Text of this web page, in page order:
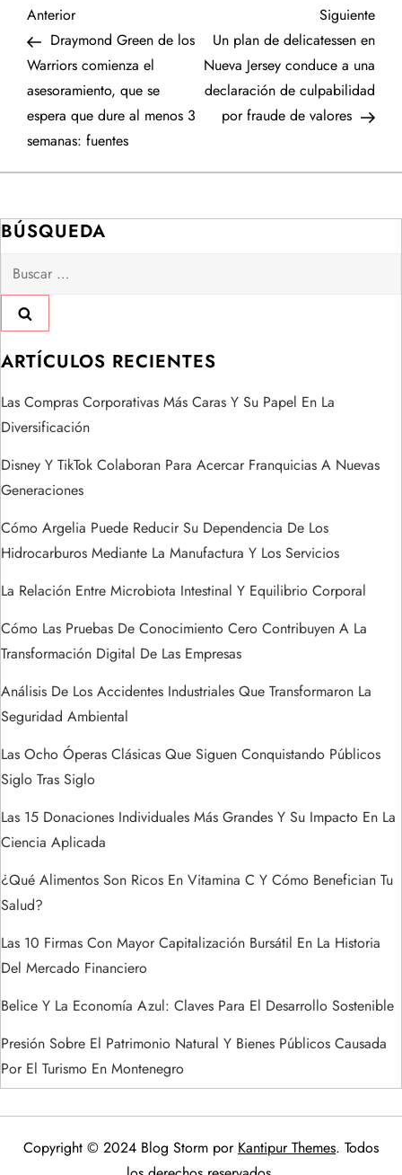
N
a
v
e
a
c
i
ó
n
d
e
e
n
t
r
a
d
a
s
Entrada
anterior
Anterior
Draymond Green de los
Warriors comienza el
asesoramiento, que se
espera que dure al menos 3
semanas: fuentes
Siguiente
Un plan de delicatessen en
Nueva Jersey conduce a una
declaración de culpabilidad
por fraude de valores
BÚSQUEDA
Buscar:
ARTÍCULOS RECIENTES
Las Compras Corporativas Más Caras Y Su Papel En La
Diversificación
Disney Y TikTok Colaboran Para Acercar Franquicias A Nuevas
Generaciones
Cómo Argelia Puede Reducir Su Dependencia De Los
Hidrocarburos Mediante La Manufactura Y Los Servicios
La Relación Entre Microbiota Intestinal Y Equilibrio Corporal
Cómo Las Pruebas De Conocimiento Cero Contribuyen A La
Transformación Digital De Las Empresas
Análisis De Los Accidentes Industriales Que Transformaron La
Seguridad Ambiental
Las Ocho Óperas Clásicas Que Siguen Conquistando Públicos
Siglo Tras Siglo
Las 15 Donaciones Individuales Más Grandes Y Su Impacto En La
Ciencia Aplicada
¿Qué Alimentos Son Ricos En Vitamina C Y Cómo Benefician Tu
Salud?
Las 10 Firmas Con Mayor Capitalización Bursátil En La Historia
Del Mercado Financiero
Belice Y La Economía Azul: Claves Para El Desarrollo Sostenible
Presión Sobre El Patrimonio Natural Y Bienes Públicos Causada
Por El Turismo En Montenegro
Copyright © 2024 Blog Storm por Kantipur Themes. Todos